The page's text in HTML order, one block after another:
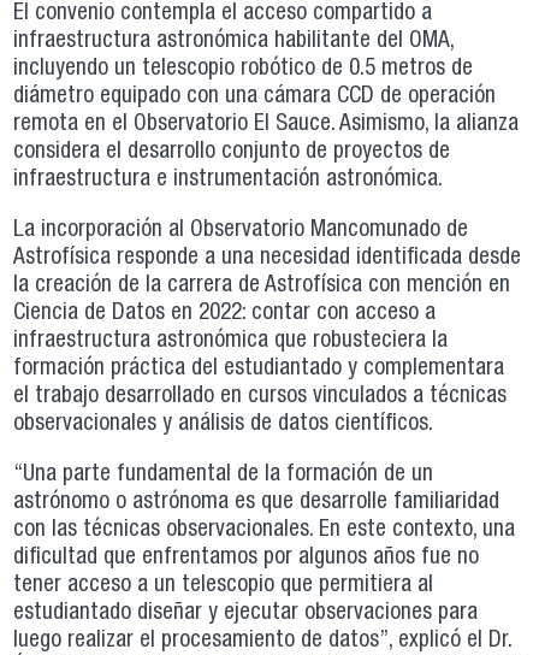
El convenio contempla el acceso compartido a
infraestructura astronómica habilitante del OMA,
incluyendo un telescopio robótico de 0.5 metros de
diámetro equipado con una cámara CCD de operación
remota en el Observatorio El Sauce. Asimismo, la alianza
considera el desarrollo conjunto de proyectos de
infraestructura e instrumentación astronómica.
La incorporación al Observatorio Mancomunado de
Astrofísica responde a una necesidad identificada desde
la creación de la carrera de Astrofísica con mención en
Ciencia de Datos en 2022: contar con acceso a
infraestructura astronómica que robusteciera la
formación práctica del estudiantado y complementara
el trabajo desarrollado en cursos vinculados a técnicas
observacionales y análisis de datos científicos.
“Una parte fundamental de la formación de un
astrónomo o astrónoma es que desarrolle familiaridad
con las técnicas observacionales. En este contexto, una
dificultad que enfrentamos por algunos años fue no
tener acceso a un telescopio que permitiera al
estudiantado diseñar y ejecutar observaciones para
luego realizar el procesamiento de datos”, explicó el Dr.